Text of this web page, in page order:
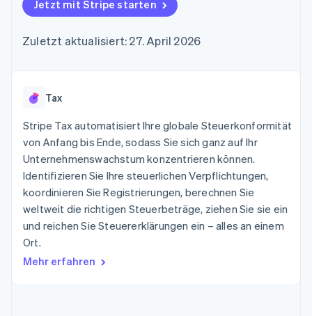
Zugriff auf mehr als
Terminal
Optimierung der
Autorisierungsraten
Link
Beschleunigter
Bezahlvorgang
Financial
Connections
Verbundene
Finanzdaten
Data Pipeline
Datensynchronisierung
Mehr
Product roadmap
Geldmanagement
SaaS
KI-Unternehmen
Creator Economy
Gaming
Bewirtung, Reisen und
Freizeit
Versicherungen
Medien und
Unterhaltung
Gemeinnützige
Organisationen
Öffentlicher Sektor
Marktplatz auf
Abonnementverwaltung
nutzungsbasierte
geht´s
Bereitstellung und
Verwaltung von
Diensten mit Agenten
Ressourcen
Code-Beispiele
API-Status
Produkt-Roadmap
Karriere
Stripe Press
Kontakt
Sales-Team
kontaktieren
Partner werden
Jetzt mit Stripe starten
Zuletzt aktualisiert: 27. April 2026
Tax
Stripe Tax automatisiert Ihre globale Steuerkonformität
von Anfang bis Ende, sodass Sie sich ganz auf Ihr
Unternehmenswachstum konzentrieren können.
Identifizieren Sie Ihre steuerlichen Verpflichtungen,
koordinieren Sie Registrierungen, berechnen Sie
weltweit die richtigen Steuerbeträge, ziehen Sie sie ein
und reichen Sie Steuererklärungen ein – alles an einem
Ort.
Mehr erfahren